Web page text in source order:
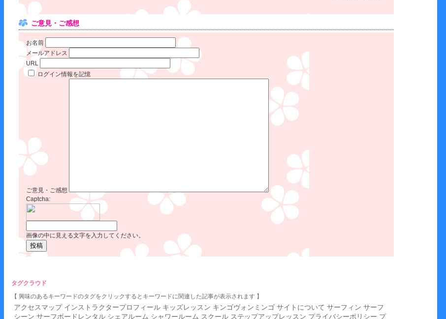
ご意見・ご感想
お名前
メールアドレス
URL
ログイン情報を記憶
ご意見・ご感想
Captcha:
画像の中に見える文字を入力してください。
タグクラウド
【 興味のあるキーワードのタグをクリックするとキーワードに関連した記事が表示されます 】
アクセスマップ インストラクタープロフィール キッズレッスン キンゴヴォンミンゴ サイトについて サーフィン サーフ
シーン サーフボードレンタル シェアルーム シャワールーム スクール ステップアップレッスン プライバシーポリシー プ